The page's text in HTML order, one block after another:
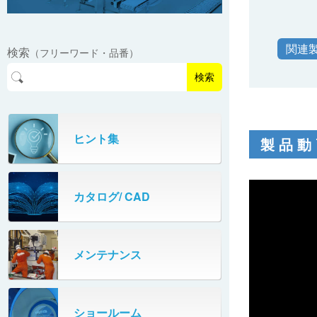
トラバーサー（ドラム缶）
ロータリーテーブル
ターンコンベヤ
ターンストッパ
ターンローラ
ポップアップ式分岐コンベヤ
マルチレーンダイバータ
多列コロ式高速分岐装置
サイドベルト合流装置
小物用スライド式分岐装置
ターンローラ（合流補助装置）
反転排出装置（リサイクルセンター）
グラビティ反転装置（プラコン）
フリーカーブコンベヤ
ベルコンミニ通路装置
スキマプレート通路補助装置
振動コンベヤ（袋用）
リジェクトコンベヤ（ダンパタイプ）
リジェクトコンベヤ（伸縮タイプ）
多段式伸縮コンベヤ
多段式伸縮コンベヤ（フリーローラ）
検索 （フリーワード・品番）
検索
ヒント集
カタログ/ CAD
メンテナンス
ショールーム
関連
製品